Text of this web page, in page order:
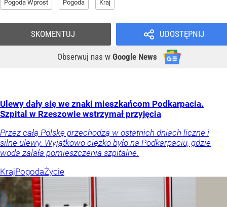
Pogoda Wprost Pogoda Kraj
UDOSTĘPNIJ
Obserwuj nas w Google News
SKOMENTUJ
Ulewy dały się we znaki mieszkańcom Podkarpacia.
Szpital w Rzeszowie wstrzymał przyjęcia
Przez całą Polskę przechodzą w ostatnich dniach liczne i
silne ulewy. Wyjątkowo ciężko było na Podkarpaciu, gdzie
woda zalała pomieszczenia szpitalne.
KrajPogodaŻycie